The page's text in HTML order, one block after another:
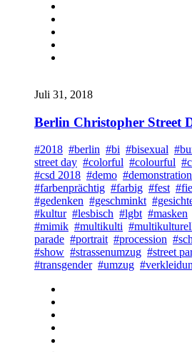
Juli 31, 2018
Berlin Christopher Street
#2018 #berlin #bi #bisexual
street day #colorful #colourful
#csd 2018 #demo #demonstration
#farbenprächtig #farbig #fest
#gedenken #geschminkt
#kultur #lesbisch #lgbt #masken
#mimik #multikulti
parade #portrait #procession
#show #strassenumzug #street
#transgender #umzug